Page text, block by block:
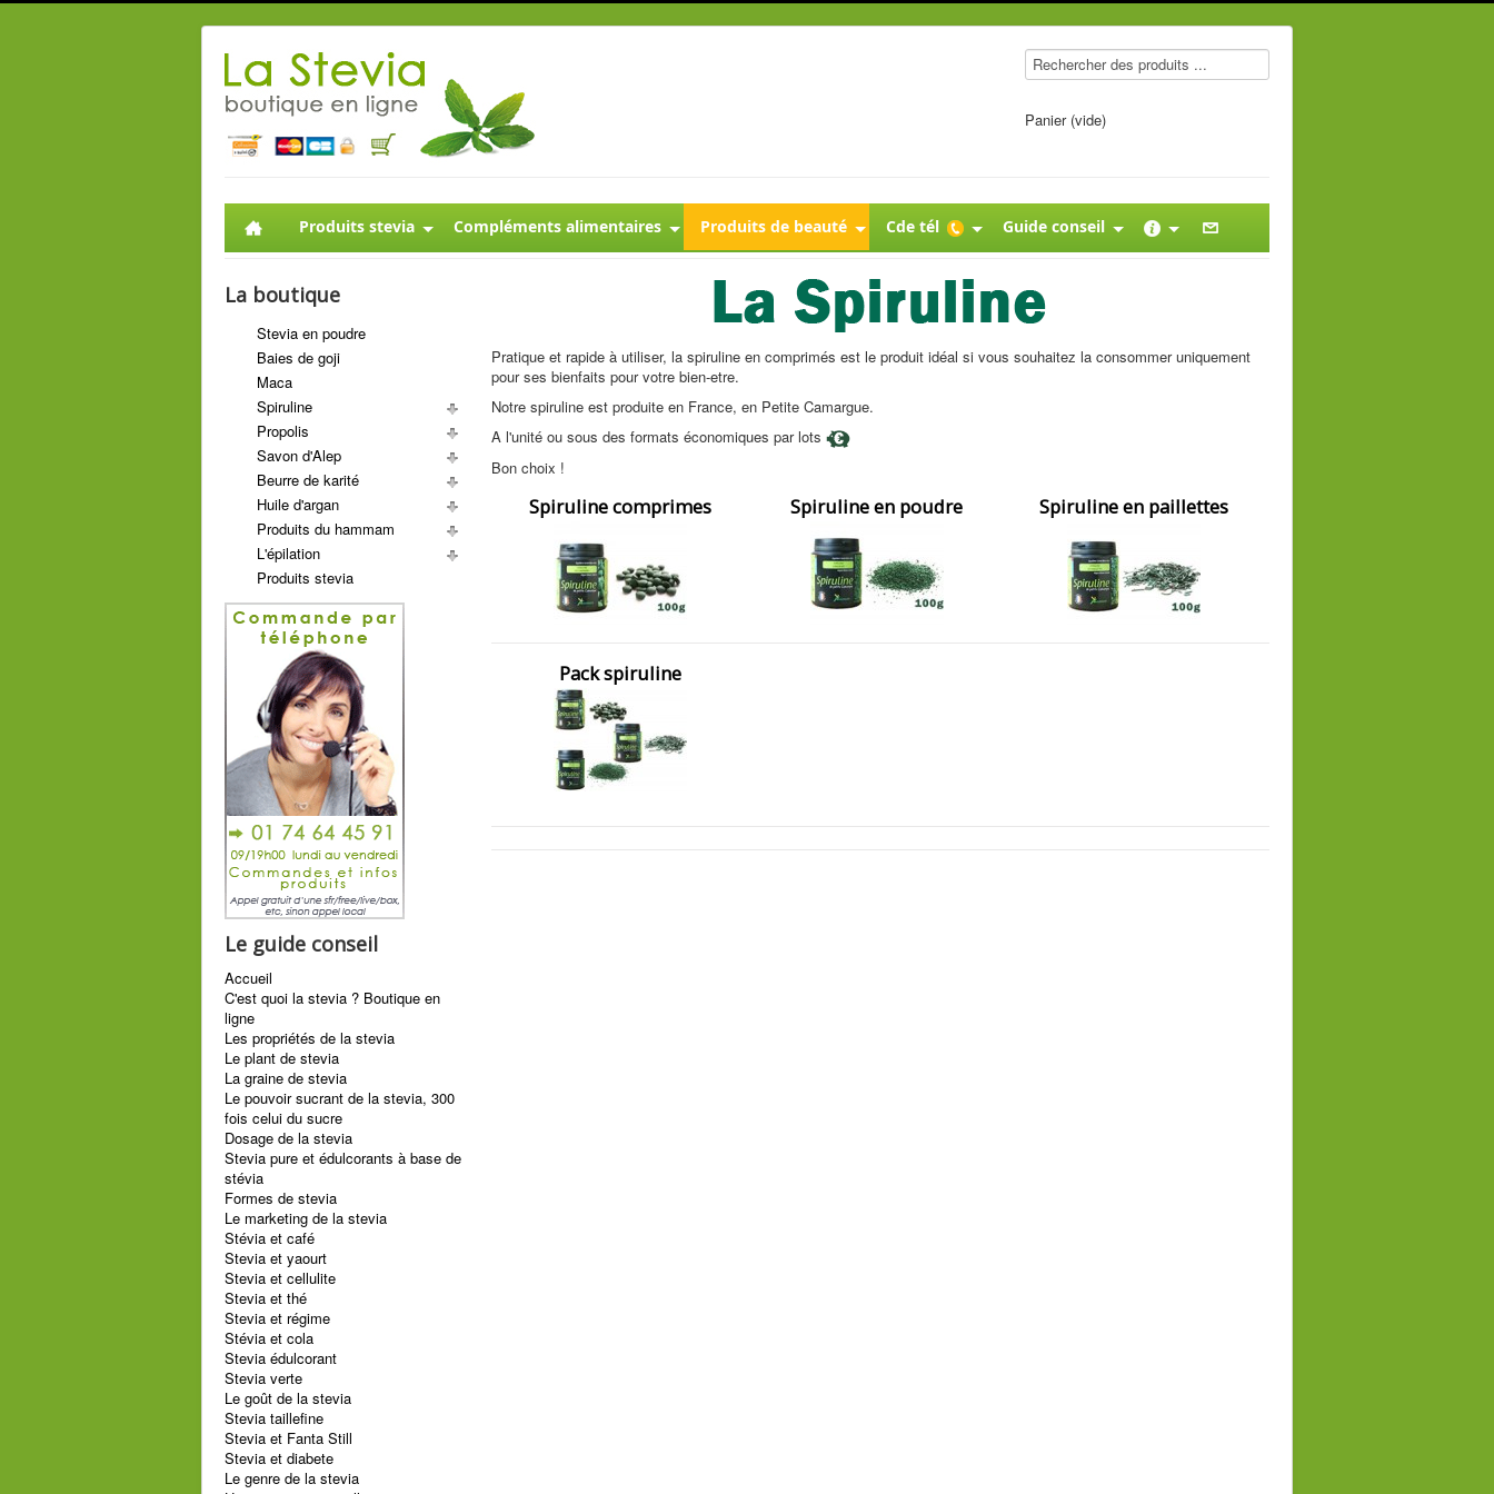
Panier (vide)
Produits stevia Compléments alimentaires Produits de beauté Cde tél Guide conseil
La boutique
Stevia en poudre
Baies de goji
Maca
Spiruline
Propolis
Savon d'Alep
Beurre de karité
Huile d'argan
Produits du hammam
L'épilation
Produits stevia
Le guide conseil
Accueil
C'est quoi la stevia ? Boutique en
ligne
Les propriétés de la stevia
Le plant de stevia
La graine de stevia
Le pouvoir sucrant de la stevia, 300
fois celui du sucre
Dosage de la stevia
Stevia pure et édulcorants à base de
stévia
Formes de stevia
Le marketing de la stevia
Stévia et café
Stevia et yaourt
Stevia et cellulite
Stevia et thé
Stevia et régime
Stévia et cola
Stevia édulcorant
Stevia verte
Le goût de la stevia
Stevia taillefine
Stevia et Fanta Still
Stevia et diabete
Le genre de la stevia
Pratique et rapide à utiliser, la spiruline en comprimés est le produit idéal si vous souhaitez la consommer uniquement
pour ses bienfaits pour votre bien-etre.
Notre spiruline est produite en France, en Petite Camargue.
A l'unité ou sous des formats économiques par lots
Bon choix !
Spiruline comprimes Spiruline en poudre Spiruline en paillettes
Pack spiruline